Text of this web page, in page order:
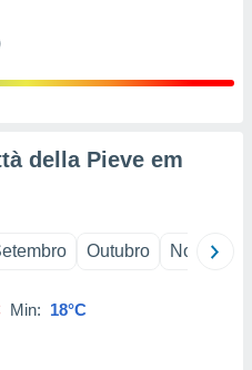
della Pieve em
Outubro Novembro
Min: 18°C